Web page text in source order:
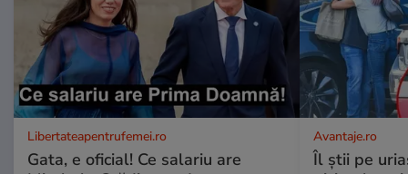
Libertateapentrufemei.ro
Gata, e oficial! Ce salariu are
Avantaje.ro
Îl știi pe